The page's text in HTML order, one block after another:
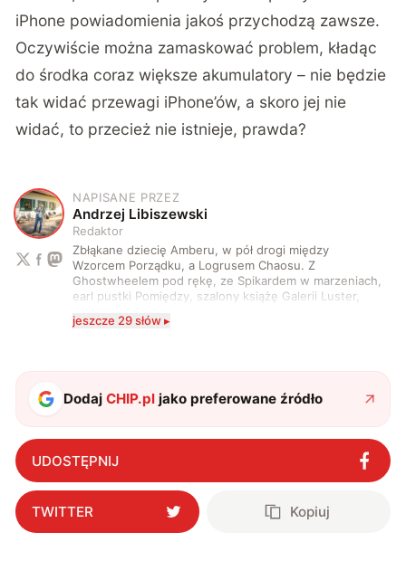
iPhone powiadomienia jakoś przychodzą zawsze.
Oczywiście można zamaskować problem, kładąc
do środka coraz większe akumulatory – nie będzie
tak widać przewagi iPhone’ów, a skoro jej nie
widać, to przecież nie istnieje, prawda?
A
NAPISANE PRZEZ
Andrzej Libiszewski
Redaktor
Zbłąkane dziecię Amberu, w pół drogi między
Wzorcem Porządku, a Logrusem Chaosu. Z
Ghostwheelem pod rękę, ze Spikardem w marzeniach,
earl pustki Pomiędzy, szalony książę Galerii Luster,
karta Tarota nakreślona między wtedy, a teraz. A
serio? Pisaniem o szeroko pojętej technice o zajmuję
i gram w gry :)
jeszcze 29 słów ▸
DodajCHIP.pl jako preferowane źródło
UDOSTĘPNIJ
TWITTER Kopiuj